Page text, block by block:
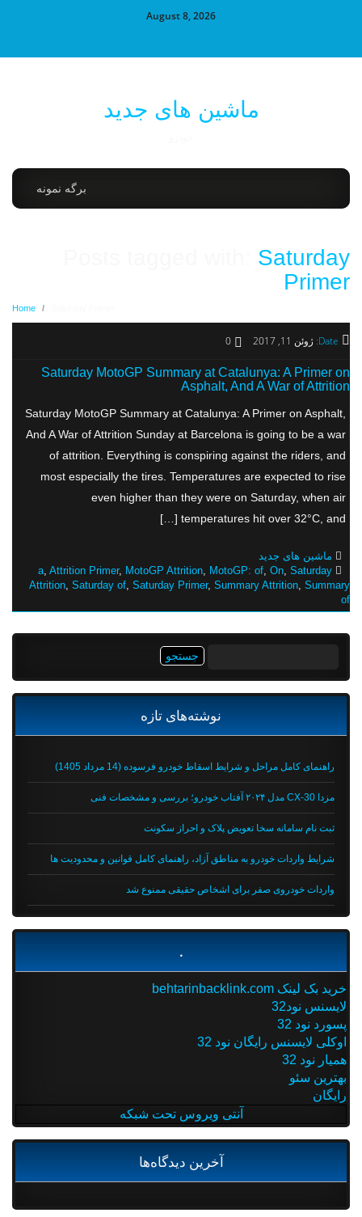
August 8, 2026
ماشین های جدید
برگه نمونه
Posts tagged with:Saturday
Primer
Home
Date: ژوئن 11, 2017 0
Saturday MotoGP Summary at Catalunya: A Primer on
Asphalt, And A War of Attrition
Saturday MotoGP Summary at Catalunya: A Primer on Asphalt,
And A War of Attrition Sunday at Barcelona is going to be a war
of attrition. Everything is conspiring against the riders, and
most especially the tires. Temperatures are expected to rise
even higher than they were on Saturday, when air
temperatures hit over 32°C, and […]
ماشین های جدید
a,Attrition Primer,MotoGP Attrition,MotoGP: of,On,Saturday
Attrition,Saturday of,Saturday Primer,Summary Attrition,Summary
نوشته‌های تازه
راهنمای کامل مراحل و شرایط اسقاط خودرو فرسوده (14 مرداد 1405)
مزدا CX-30 مدل ۲۰۲۴ آفتاب خودرو؛ بررسی و مشخصات فنی
ثبت نام سامانه سخا تعویض پلاک و احراز سکونت
شرایط واردات خودرو به مناطق آزاد، راهنمای کامل قوانین و محدودیت ها
واردات خودروی صفر برای اشخاص حقیقی ممنوع شد
خرید بک لینک behtarinbacklink.com
لایسنس نود32
پسورد نود 32
اوکلی لایسنس رایگان نود 32
همیار نود 32
بهترین سئو
رایگان
آنتی ویروس تحت شبکه
آخرین دیدگاه‌ها